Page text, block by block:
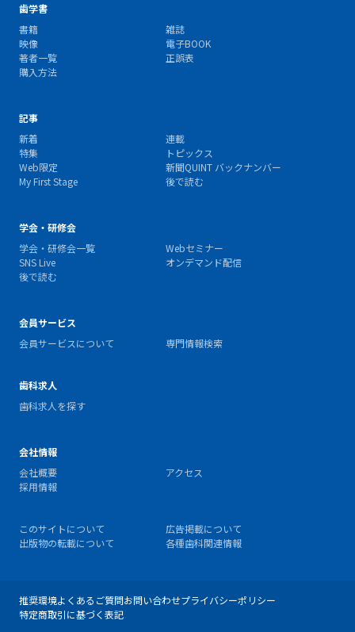
歯学書
書籍
雑誌
映像
電子BOOK
著者一覧
正誤表
購入方法
記事
新着
連載
特集
トピックス
Web限定
新聞QUINT バックナンバー
My First Stage
後で読む
学会・研修会
学会・研修会一覧
Webセミナー
SNS Live
オンデマンド配信
後で読む
会員サービス
会員サービスについて
専門情報検索
歯科求人
歯科求人を探す
会社情報
会社概要
アクセス
採用情報
このサイトについて
広告掲載について
出版物の転載について
各種歯科関連情報
推奨環境よくあるご質問お問い合わせプライバシーポリシー
特定商取引に基づく表記